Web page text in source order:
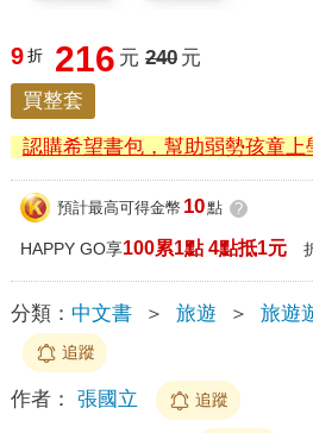
9 折 216 元 240 元
買整套
認購希望書包，幫助弱勢孩童上
預計最高可得金幣 10點 ?
HAPPY GO享100累1點 4點抵1元
分類： 中文書 ＞ 旅遊 ＞ 旅遊
追蹤
作者： 張國立 追蹤